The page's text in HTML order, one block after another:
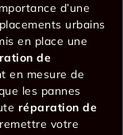
d’une
urbains
en place une
de
en mesure de
les pannes
réparation de
votre